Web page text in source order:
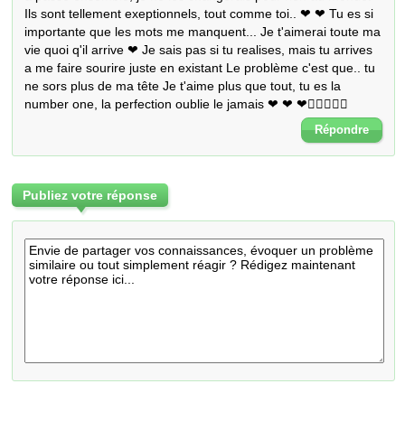
Ils sont tellement exeptionnels, tout comme toi.. ❤ ❤ Tu es si
importante que les mots me manquent... Je t'aimerai toute ma
vie quoi q'il arrive ❤ Je sais pas si tu realises, mais tu arrives
a me faire sourire juste en existant Le problème c'est que.. tu
ne sors plus de ma tête Je t'aime plus que tout, tu es la
number one, la perfection oublie le jamais ❤ ❤ ❤👌🏼🔐🔐🔐
Répondre
Publiez votre réponse